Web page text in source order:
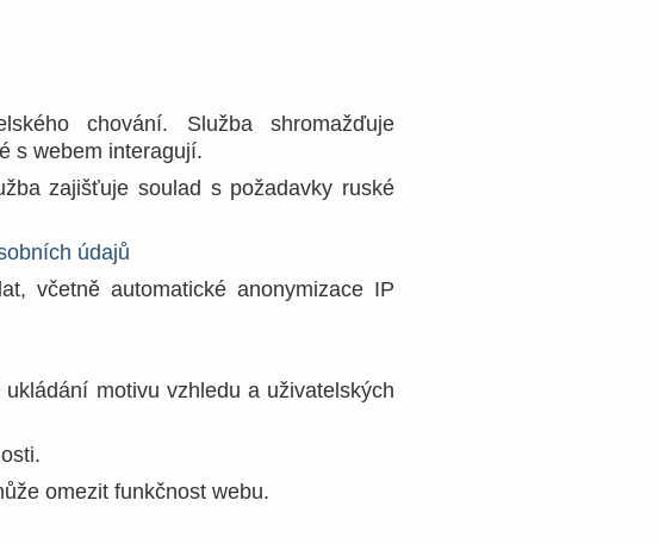
chování. Služba shromažďuje
s webem interagují.
zajišťuje soulad s požadavky ruské
údajů
včetně automatické anonymizace IP
motivu vzhledu a uživatelských
omezit funkčnost webu.